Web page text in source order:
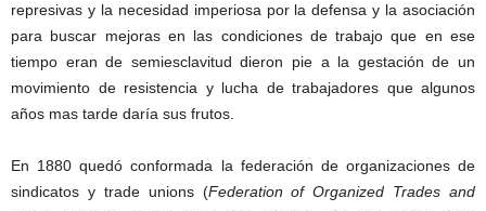
represivas y la necesidad imperiosa por la defensa y la asociación
para buscar mejoras en las condiciones de trabajo que en ese
tiempo eran de semiesclavitud dieron pie a la gestación de un
movimiento de resistencia y lucha de trabajadores que algunos
años mas tarde daría sus frutos.
En 1880 quedó conformada la federación de organizaciones de
sindicatos y trade unions (Federation of Organized Trades and